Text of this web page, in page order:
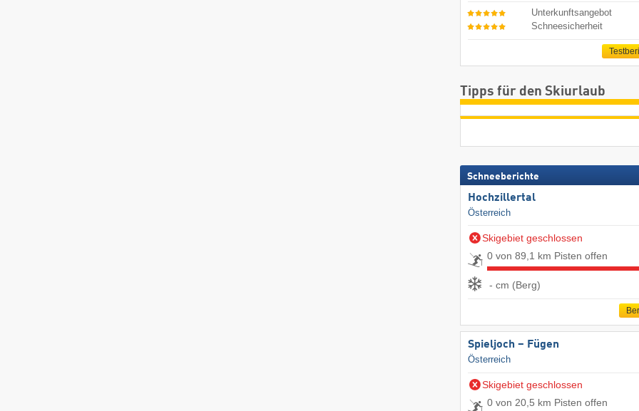
Unterkunftsangebot
Schneesicherheit
Tipps für den Skiurlaub
Schneeberichte
Hochzillertal
Österreich
Skigebiet geschlossen
0 von 89,1 km Pisten offen
- cm (Berg)
Spieljoch – Fügen
Österreich
Skigebiet geschlossen
0 von 20,5 km Pisten offen